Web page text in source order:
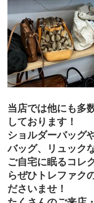
当店では他にも多
しております！
ショルダーバッグ
バッグ、リュック
ご自宅に眠るコレ
らぜひトレファク
ださいませ！